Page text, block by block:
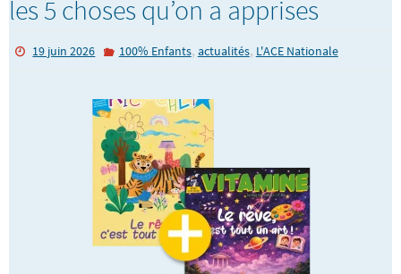
les 5 choses qu’on a apprises
19 juin 2026 100% Enfants, actualités, L'ACE Nationale